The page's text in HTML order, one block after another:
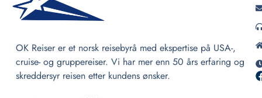
OK Reiser er et norsk reisebyrå med ekspertise på USA-,
cruise- og gruppereiser. Vi har mer enn 50 års erfaring og
skreddersyr reisen etter kundens ønsker.